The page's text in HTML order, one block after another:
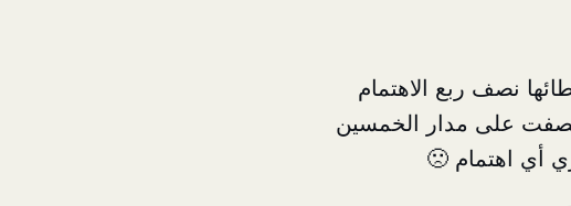
نصف ربع الاهتمام
قصفت على مدار الخمسين
أي اهتمام 🙁